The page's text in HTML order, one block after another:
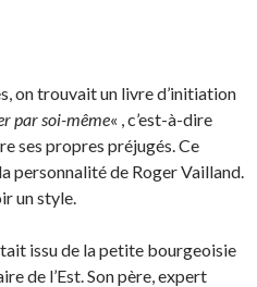
on trouvait un livre d’initiation
par soi-même« , c’est-à-dire
ses propres préjugés. Ce
personnalité de Roger Vailland.
un style.
issu de la petite bourgeoisie
de l’Est. Son père, expert